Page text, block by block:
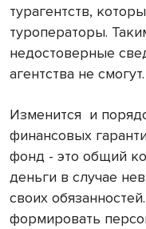
турагентств,
туроператоры.
недостоверные
агентства не смогут.
Изменится и
финансовых
фонд - это общий
деньги в случае
своих
формировать